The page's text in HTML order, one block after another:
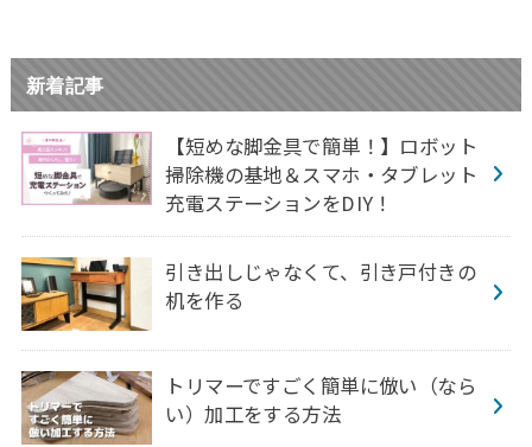
新着記事
【短めな脚金具で簡単！】ロボット
掃除機の基地＆スマホ・タブレット
充電ステーションをDIY！
引き出しじゃなくて、引き戸付きの
机を作る
トリマーですごく簡単に倣い（なら
い）加工をする方法